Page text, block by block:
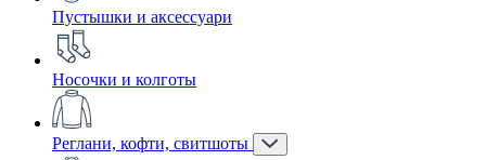
Пустышки и аксессуари
Носочки и колготы
Реглани, кофти, свитшоты